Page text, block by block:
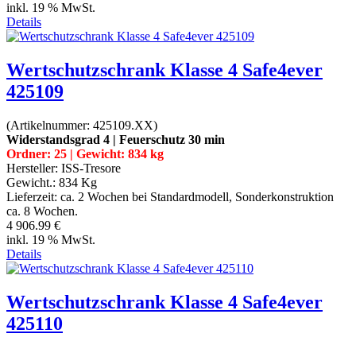
inkl. 19 % MwSt.
Details
Wertschutzschrank Klasse 4 Safe4ever
425109
(Artikelnummer: 425109.XX)
Widerstandsgrad 4 | Feuerschutz 30 min
Ordner: 25 | Gewicht: 834 kg
Hersteller: ISS-Tresore
Gewicht.: 834 Kg
Lieferzeit: ca. 2 Wochen bei Standardmodell, Sonderkonstruktion
ca. 8 Wochen.
4 906.99 €
inkl. 19 % MwSt.
Details
Wertschutzschrank Klasse 4 Safe4ever
425110